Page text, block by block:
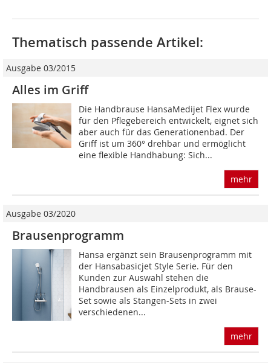
Thematisch passende Artikel:
Ausgabe 03/2015
Alles im Griff
Die Handbrause HansaMedijet Flex wurde
für den Pflegebereich entwickelt, eignet sich
aber auch für das Generationenbad. Der
Griff ist um 360° drehbar und ermöglicht
eine flexible Handhabung: Sich...
mehr
Ausgabe 03/2020
Brausenprogramm
Hansa ergänzt sein Brausenprogramm mit
der Hansabasicjet Style Serie. Für den
Kunden zur Auswahl stehen die
Handbrausen als Einzelprodukt, als Brause-
Set sowie als Stangen-Sets in zwei
verschiedenen...
mehr